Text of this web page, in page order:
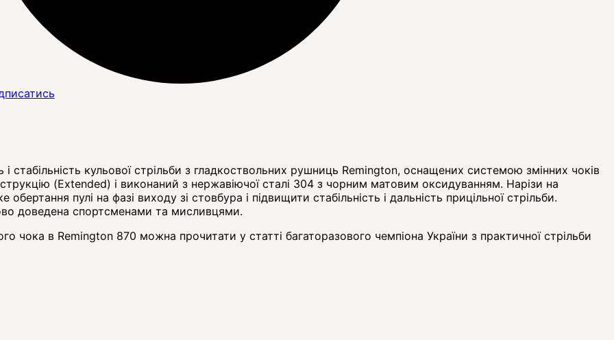
стабільність кульової стрільби з гладкоствольних рушниць Remington, оснащених системою змінних чоків
(Extended) і виконаний з нержавіючої сталі 304 з чорним матовим оксидуванням. Нарізи на
пулі на фазі виходу зі стовбура і підвищити стабільність і дальність прицільної стрільби.
доведена спортсменами та мисливцями.
чока в Remington 870 можна прочитати у статті багаторазового чемпіона України з практичної стрільби